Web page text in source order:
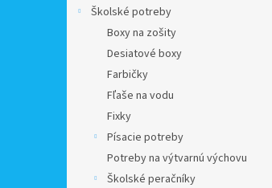
Školské potreby
Boxy na zošity
Desiatové boxy
Farbičky
Fľaše na vodu
Fixky
Písacie potreby
Potreby na výtvarnú výchovu
Školské peračníky